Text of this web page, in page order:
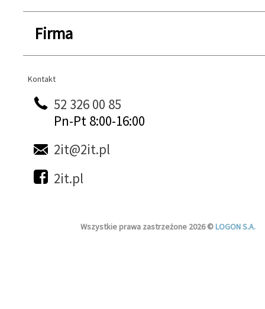
Firma
Kontakt
Kontakt
52 326 00 85
Pn-Pt 8:00-16:00
2it@2it.pl
2it.pl
Wszystkie prawa zastrzeżone 2026 ©LOGON S.A.